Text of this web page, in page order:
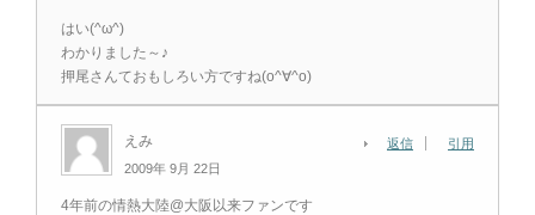
はい(^ω^)
わかりました～♪
押尾さんておもしろい方ですね(o^∀^o)
えみ
2009年 9月 22日
返信 引用
4年前の情熱大陸@大阪以来ファンです